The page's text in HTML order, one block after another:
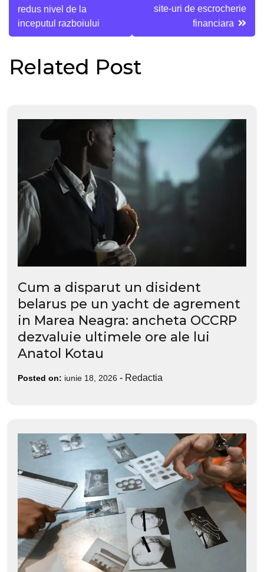
articole
redus nivel de la
inceputul razboiului
site-uri de escrocherie
financiara
Related Post
Cum a disparut un disident
belarus pe un yacht de agrement
in Marea Neagra: ancheta OCCRP
dezvaluie ultimele ore ale lui
Anatol Kotau
Posted on: iunie 18, 2026 - Redactia